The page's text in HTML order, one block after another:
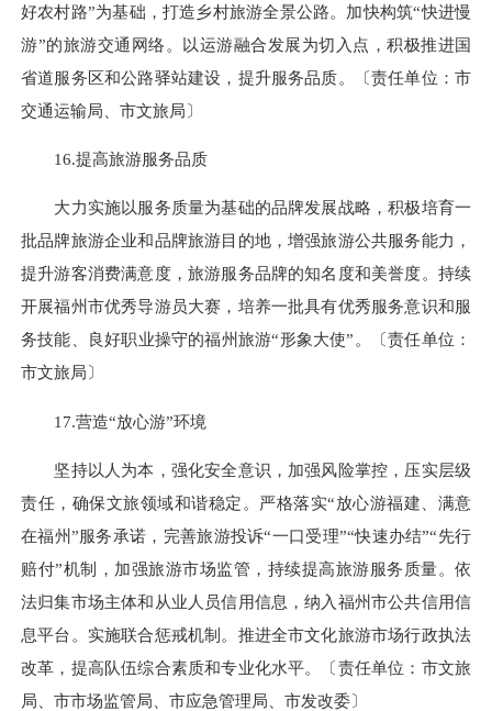
好农村路”为基础，打造乡村旅游全景公路。加快构筑“快进慢
游”的旅游交通网络。以运游融合发展为切入点，积极推进国
省道服务区和公路驿站建设，提升服务品质。〔责任单位：市
交通运输局、市文旅局〕
16.提高旅游服务品质
大力实施以服务质量为基础的品牌发展战略，积极培育一
批品牌旅游企业和品牌旅游目的地，增强旅游公共服务能力，
提升游客消费满意度，旅游服务品牌的知名度和美誉度。持续
开展福州市优秀导游员大赛，培养一批具有优秀服务意识和服
务技能、良好职业操守的福州旅游“形象大使”。〔责任单位：
市文旅局〕
17.营造“放心游”环境
坚持以人为本，强化安全意识，加强风险掌控，压实层级
责任，确保文旅领域和谐稳定。严格落实“放心游福建、满意
在福州”服务承诺，完善旅游投诉“一口受理”“快速办结”“先行
赔付”机制，加强旅游市场监管，持续提高旅游服务质量。依
法归集市场主体和从业人员信用信息，纳入福州市公共信用信
息平台。实施联合惩戒机制。推进全市文化旅游市场行政执法
改革，提高队伍综合素质和专业化水平。〔责任单位：市文旅
局、市市场监管局、市应急管理局、市发改委〕